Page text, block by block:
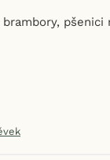
brambory,